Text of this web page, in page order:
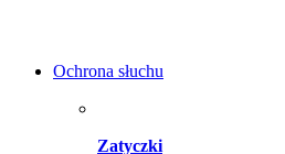
Ochrona słuchu
Zatyczki